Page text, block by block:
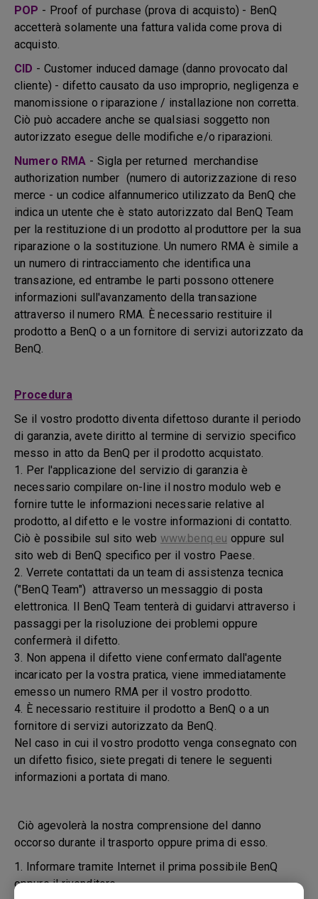
POP - Proof of purchase (prova di acquisto) - BenQ
accetterà solamente una fattura valida come prova di
acquisto.
CID - Customer induced damage (danno provocato dal
cliente) - difetto causato da uso improprio, negligenza e
manomissione o riparazione / installazione non corretta.
Ciò può accadere anche se qualsiasi soggetto non
autorizzato esegue delle modifiche e/o riparazioni.
Numero RMA - Sigla per returned merchandise
authorization number (numero di autorizzazione di reso
merce - un codice alfannumerico utilizzato da BenQ che
indica un utente che è stato autorizzato dal BenQ Team
per la restituzione di un prodotto al produttore per la sua
riparazione o la sostituzione. Un numero RMA è simile a
un numero di rintracciamento che identifica una
transazione, ed entrambe le parti possono ottenere
informazioni sull'avanzamento della transazione
attraverso il numero RMA. È necessario restituire il
prodotto a BenQ o a un fornitore di servizi autorizzato da
BenQ.
Procedura
Se il vostro prodotto diventa difettoso durante il periodo
di garanzia, avete diritto al termine di servizio specifico
messo in atto da BenQ per il prodotto acquistato.
1. Per l'applicazione del servizio di garanzia è
necessario compilare on-line il nostro modulo web e
fornire tutte le informazioni necessarie relative al
prodotto, al difetto e le vostre informazioni di contatto.
Ciò è possibile sul sito web www.benq.eu oppure sul
sito web di BenQ specifico per il vostro Paese.
2. Verrete contattati da un team di assistenza tecnica
("BenQ Team") attraverso un messaggio di posta
elettronica. Il BenQ Team tenterà di guidarvi attraverso i
passaggi per la risoluzione dei problemi oppure
confermerà il difetto.
3. Non appena il difetto viene confermato dall'agente
incaricato per la vostra pratica, viene immediatamente
emesso un numero RMA per il vostro prodotto.
4. È necessario restituire il prodotto a BenQ o a un
fornitore di servizi autorizzato da BenQ.
Nel caso in cui il vostro prodotto venga consegnato con
un difetto fisico, siete pregati di tenere le seguenti
informazioni a portata di mano.
Ciò agevolerà la nostra comprensione del danno
occorso durante il trasporto oppure prima di esso.
1. Informare tramite Internet il prima possibile BenQ
oppure il rivenditore